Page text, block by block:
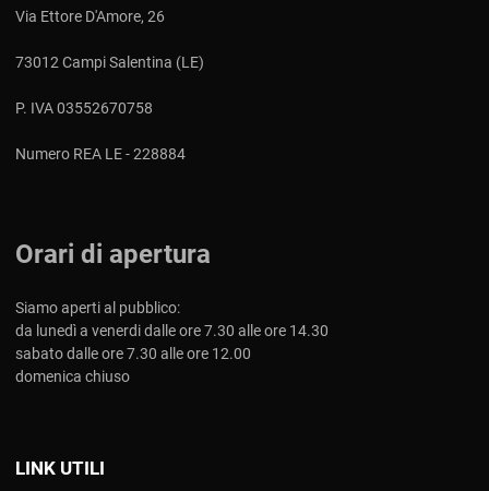
Via Ettore D'Amore, 26
73012 Campi Salentina (LE)
P. IVA 03552670758
Numero REA LE - 228884
Orari di apertura
Siamo aperti al pubblico:
da lunedì a venerdi dalle ore 7.30 alle ore 14.30
sabato dalle ore 7.30 alle ore 12.00
domenica chiuso
LINK UTILI